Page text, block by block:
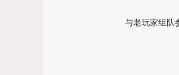
与老玩家组队